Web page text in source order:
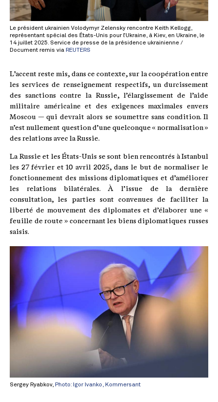
Le président ukrainien Volodymyr Zelensky rencontre Keith Kellogg,
représentant spécial des États-Unis pour l’Ukraine, à Kiev, en Ukraine, le
14 juillet 2025. Service de presse de la présidence ukrainienne /
Document remis via REUTERS
L’accent reste mis, dans ce contexte, sur la coopération entre
les services de renseignement respectifs, un durcissement
des sanctions contre la Russie, l’élargissement de l’aide
militaire américaine et des exigences maximales envers
Moscou — qui devrait alors se soumettre sans condition. Il
n’est nullement question d’une quelconque « normalisation »
des relations avec la Russie.
La Russie et les États-Unis se sont bien rencontrés à Istanbul
les 27 février et 10 avril 2025, dans le but de normaliser le
fonctionnement des missions diplomatiques et d’améliorer
les relations bilatérales. À l’issue de la dernière
consultation, les parties sont convenues de faciliter la
liberté de mouvement des diplomates et d’élaborer une «
feuille de route » concernant les biens diplomatiques russes
saisis.
Sergey Ryabkov, Photo: Igor Ivanko, Kommersant